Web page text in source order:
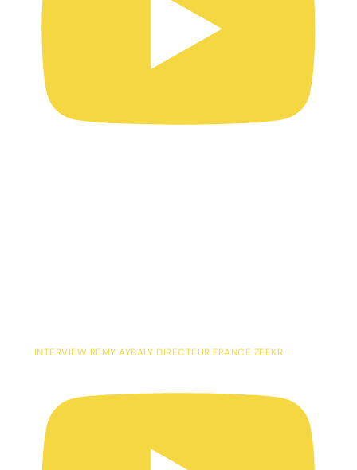
INTERVIEW REMY AYBALY DIRECTEUR FRANCE ZEEKR